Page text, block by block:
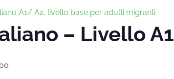
A1/ A2, livello base per adulti migranti
– Livello A1